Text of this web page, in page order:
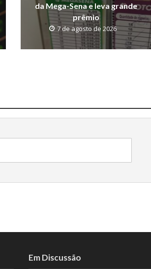
da Mega-Sena e leva grande
prêmio
7 de agosto de 2026
Em Discussão